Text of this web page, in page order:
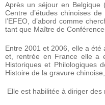
Après un séjour en Belgique
Centre d’études chinoises
l’EFEO, d’abord comme
tant que Maître de
Entre 2001 et 2006, elle a été
et, rentrée en France elle a
Historiques et Philologiques
Histoire de la gravure
Elle est habilitée à diriger des